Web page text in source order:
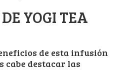
YOGI TEA
de esta infusión
cabe destacar las